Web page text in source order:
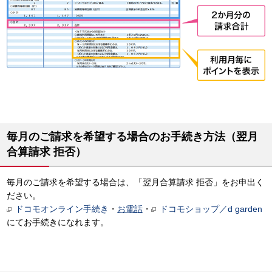
毎月のご請求を希望する場合のお手続き方法（翌月
合算請求 拒否）
毎月のご請求を希望する場合は、「翌月合算請求 拒否」をお申出く
ださい。
ドコモオンライン手続き ・ お電話 ・
ドコモショップ／d garden
にてお手続きになれます。